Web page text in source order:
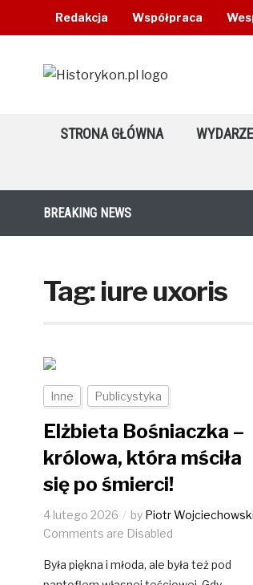
Redakcja Współpraca
STRONA GŁÓWNA
BREAKING NEWS
Tag:iure uxoris
Inne Publicystyka
Elżbieta Bośniaczka –
królowa, która mściła
się po śmierci!
4 lutego 2026 by Piotr Wojciechowski
Comments are Disabled
Była piękna i młoda, ale była też pod